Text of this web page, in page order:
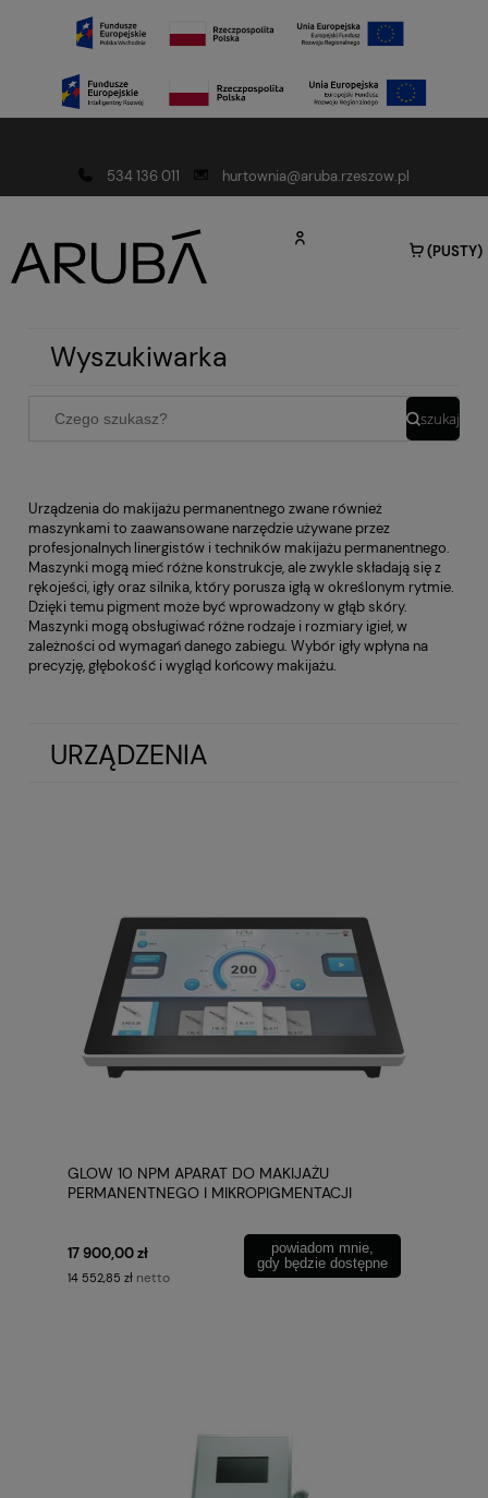
534 136 011
hurtownia@aruba.rzeszow.pl
(PUSTY)
Wyszukiwarka
szukaj
Urządzenia do makijażu permanentnego zwane również
maszynkami to zaawansowane narzędzie używane przez
profesjonalnych linergistów i techników makijażu permanentnego.
Maszynki mogą mieć różne konstrukcje, ale zwykle składają się z
rękojeści, igły oraz silnika, który porusza igłą w określonym rytmie.
Dzięki temu pigment może być wprowadzony w głąb skóry.
Maszynki mogą obsługiwać różne rodzaje i rozmiary igieł, w
zależności od wymagań danego zabiegu. Wybór igły wpłyna na
precyzję, głębokość i wygląd końcowy makijażu.
URZĄDZENIA
GLOW 10 NPM APARAT DO MAKIJAŻU
PERMANENTNEGO I MIKROPIGMENTACJI
17 900,00 zł
14 552,85 zł netto
powiadom mnie,
gdy będzie dostępne